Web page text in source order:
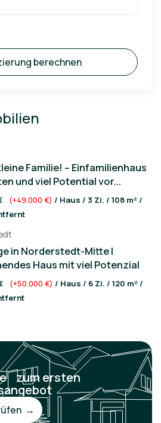
berechnen
Familie! – Einfamilienhaus
und viel Potential vor...
(+49.000 €) / Haus / 3 Zi. / 108 m² /
in Norderstedt-Mitte |
Haus mit viel Potenzial
(+50.000 €) / Haus / 6 Zi. / 120 m² /
zum ersten
→